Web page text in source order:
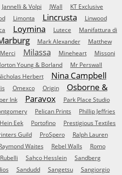
Jannelli & Volpi JWall
KT Exclusive
Limonta Lincrusta
Linwood
Loymina Lutece
Manifattura di
Mark Alexander
Matthew
Merci Milassa Mineheart
Missoni
Young & Borland
Mr Perswall
Herbert Nina Campbell
Omexco Origin
Osborne &
Ink Paravox
Park Place Studio
Pelican Prints
Phillip Jeffries
Eek Portofino
Prestigious Textiles
Guild ProSpero Ralph Lauren
Waites Rebel Walls
Romo
Rubelli Sahco Hesslein Sandberg
Sandudd Sangetsu
Sangiorgio